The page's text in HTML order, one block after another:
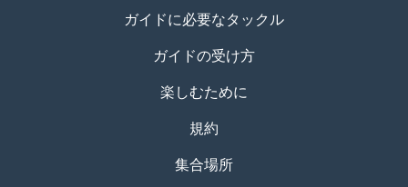
ガイドに必要なタックル
ガイドの受け方
楽しむために
規約
集合場所